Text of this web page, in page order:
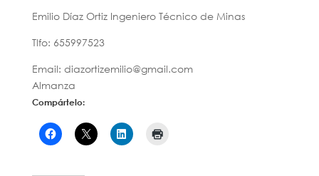
Emilio Díaz Ortiz Ingeniero Técnico de Minas
Tlfo: 655997523
Email: diazortizemilio@gmail.com
Almanza
Compártelo: